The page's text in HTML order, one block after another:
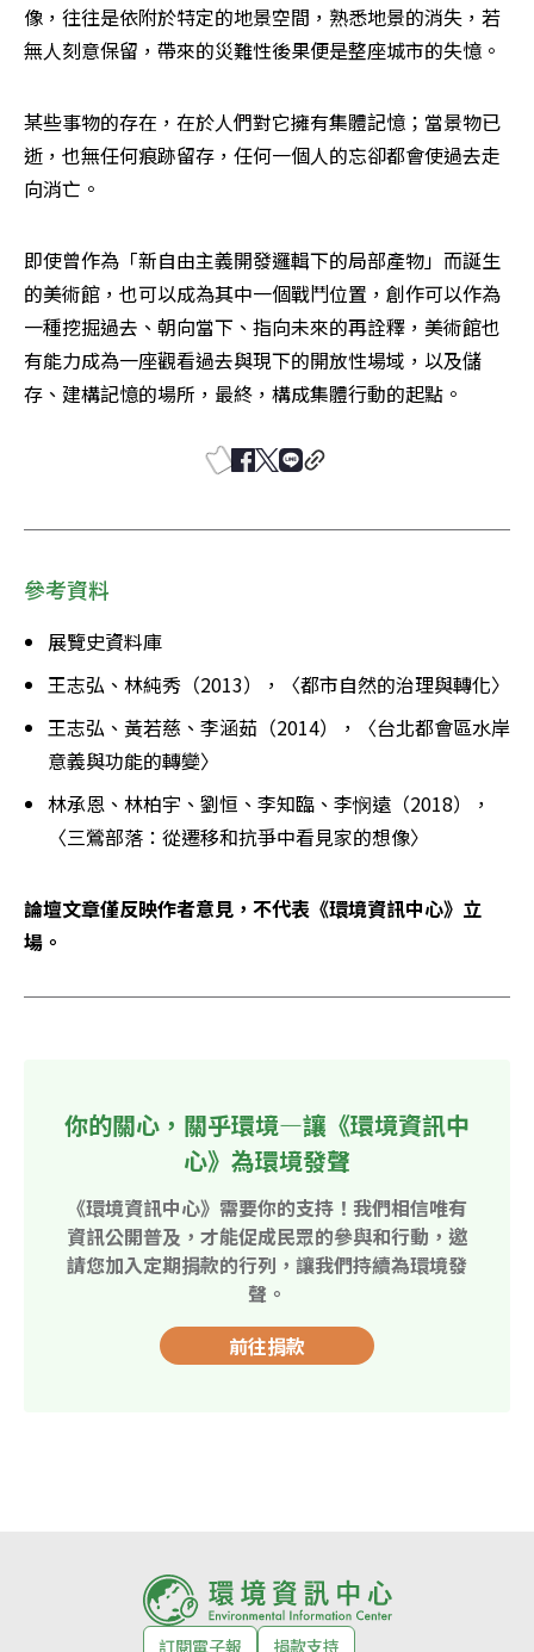
像，往往是依附於特定的地景空間，熟悉地景的消失，若
無人刻意保留，帶來的災難性後果便是整座城市的失憶。
某些事物的存在，在於人們對它擁有集體記憶；當景物已
逝，也無任何痕跡留存，任何一個人的忘卻都會使過去走
向消亡。
即使曾作為「新自由主義開發邏輯下的局部產物」而誕生
的美術館，也可以成為其中一個戰鬥位置，創作可以作為
一種挖掘過去、朝向當下、指向未來的再詮釋，美術館也
有能力成為一座觀看過去與現下的開放性場域，以及儲
存、建構記憶的場所，最終，構成集體行動的起點。
參考資料
展覽史資料庫
王志弘、林純秀（2013），〈都市自然的治理與轉化〉
王志弘、黃若慈、李涵茹（2014），〈台北都會區水岸
意義與功能的轉變〉
林承恩、林柏宇、劉恒、李知臨、李悯遠（2018），
〈三鶯部落：從遷移和抗爭中看見家的想像〉
論壇文章僅反映作者意見，不代表《環境資訊中心》立
場。
你的關心，關乎環境—讓《環境資訊中
心》為環境發聲
《環境資訊中心》需要你的支持！我們相信唯有
資訊公開普及，才能促成民眾的參與和行動，邀
請您加入定期捐款的行列，讓我們持續為環境發
聲。
前往捐款
訂閱電子報 捐款支持